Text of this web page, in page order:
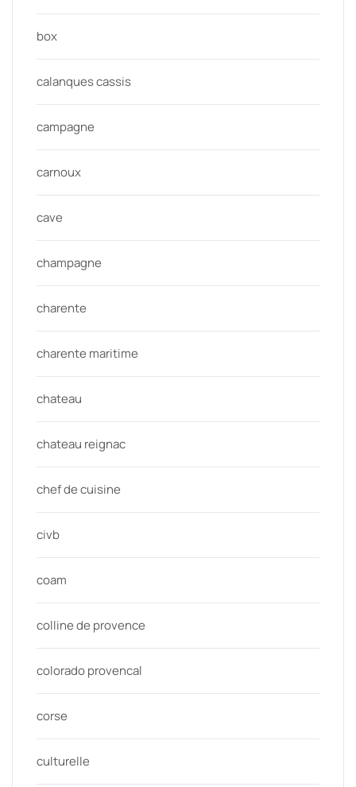
box
calanques cassis
campagne
carnoux
cave
champagne
charente
charente maritime
chateau
chateau reignac
chef de cuisine
civb
coam
colline de provence
colorado provencal
corse
culturelle